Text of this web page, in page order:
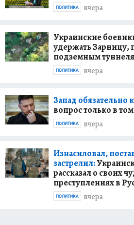
вчера
ПОЛИТИКА
Украинские
удержать Зарницу,
подземным
вчера
ПОЛИТИКА
Запад обязательно
вопрос только в
вчера
ПОЛИТИКА
Изнасиловал,
застрелил:
рассказал о своих
преступлениях в
вчера
ПОЛИТИКА